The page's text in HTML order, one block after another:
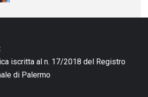
iscritta al n. 17/2018 del Registro
di Palermo